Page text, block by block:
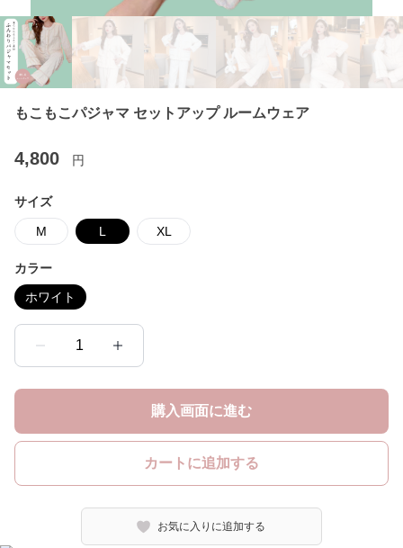
もこもこパジャマ セットアップ ルームウェア
4,800 円
サイズ
M L XL
カラー
ホワイト
1
購入画面に進む
カートに追加する
お気に入りに追加する